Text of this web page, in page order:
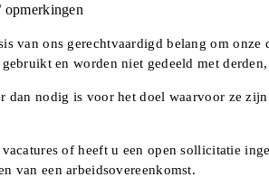
opmerkingen
van ons gerechtvaardigd belang om
en worden niet gedeeld met
dan nodig is voor het doel waarvoor ze
of heeft u een open sollicitatie
van een arbeidsovereenkomst.